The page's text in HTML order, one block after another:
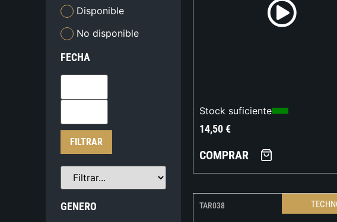
Disponible
No disponible
FECHA
FILTRAR
GENERO
Stock suficiente
14,50€
COMPRAR
TAR038